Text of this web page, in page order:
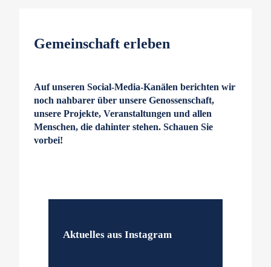
Gemeinschaft erleben
Auf unseren Social-Media-Kanälen berichten wir
noch nahbarer über unsere Genossenschaft,
unsere Projekte, Veranstaltungen und allen
Menschen, die dahinter stehen. Schauen Sie
vorbei!
Aktuelles aus Instagram